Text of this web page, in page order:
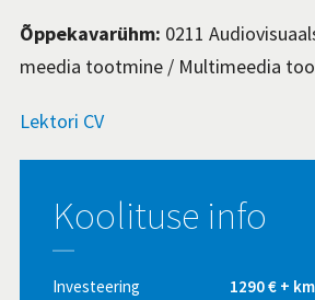
Õppekavarühm: 0211
meedia tootmine / Multimeedia
Lektori CV
Koolituse info
Investeering
1290 € + km